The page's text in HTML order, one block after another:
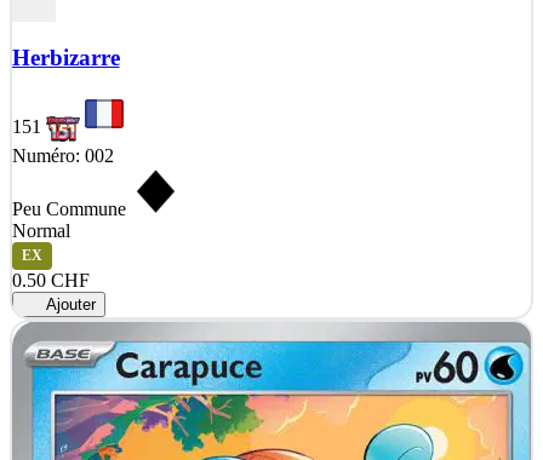
Herbizarre
151
Numéro: 002
Peu Commune
Normal
EX
0.50 CHF
Ajouter